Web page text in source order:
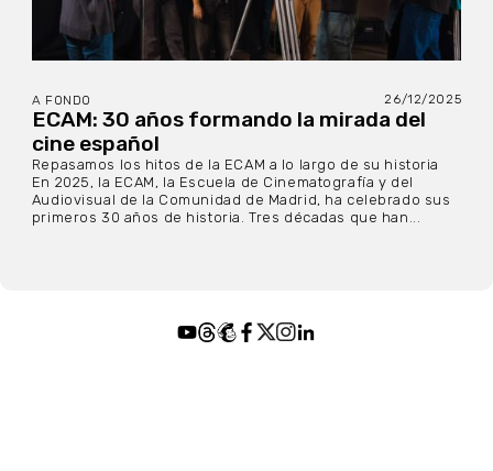
A FONDO 26/12/2025
ECAM: 30 años formando la mirada del
cine español
Repasamos los hitos de la ECAM a lo largo de su historia
En 2025, la ECAM, la Escuela de Cinematografía y del
Audiovisual de la Comunidad de Madrid, ha celebrado sus
primeros 30 años de historia. Tres décadas que han...